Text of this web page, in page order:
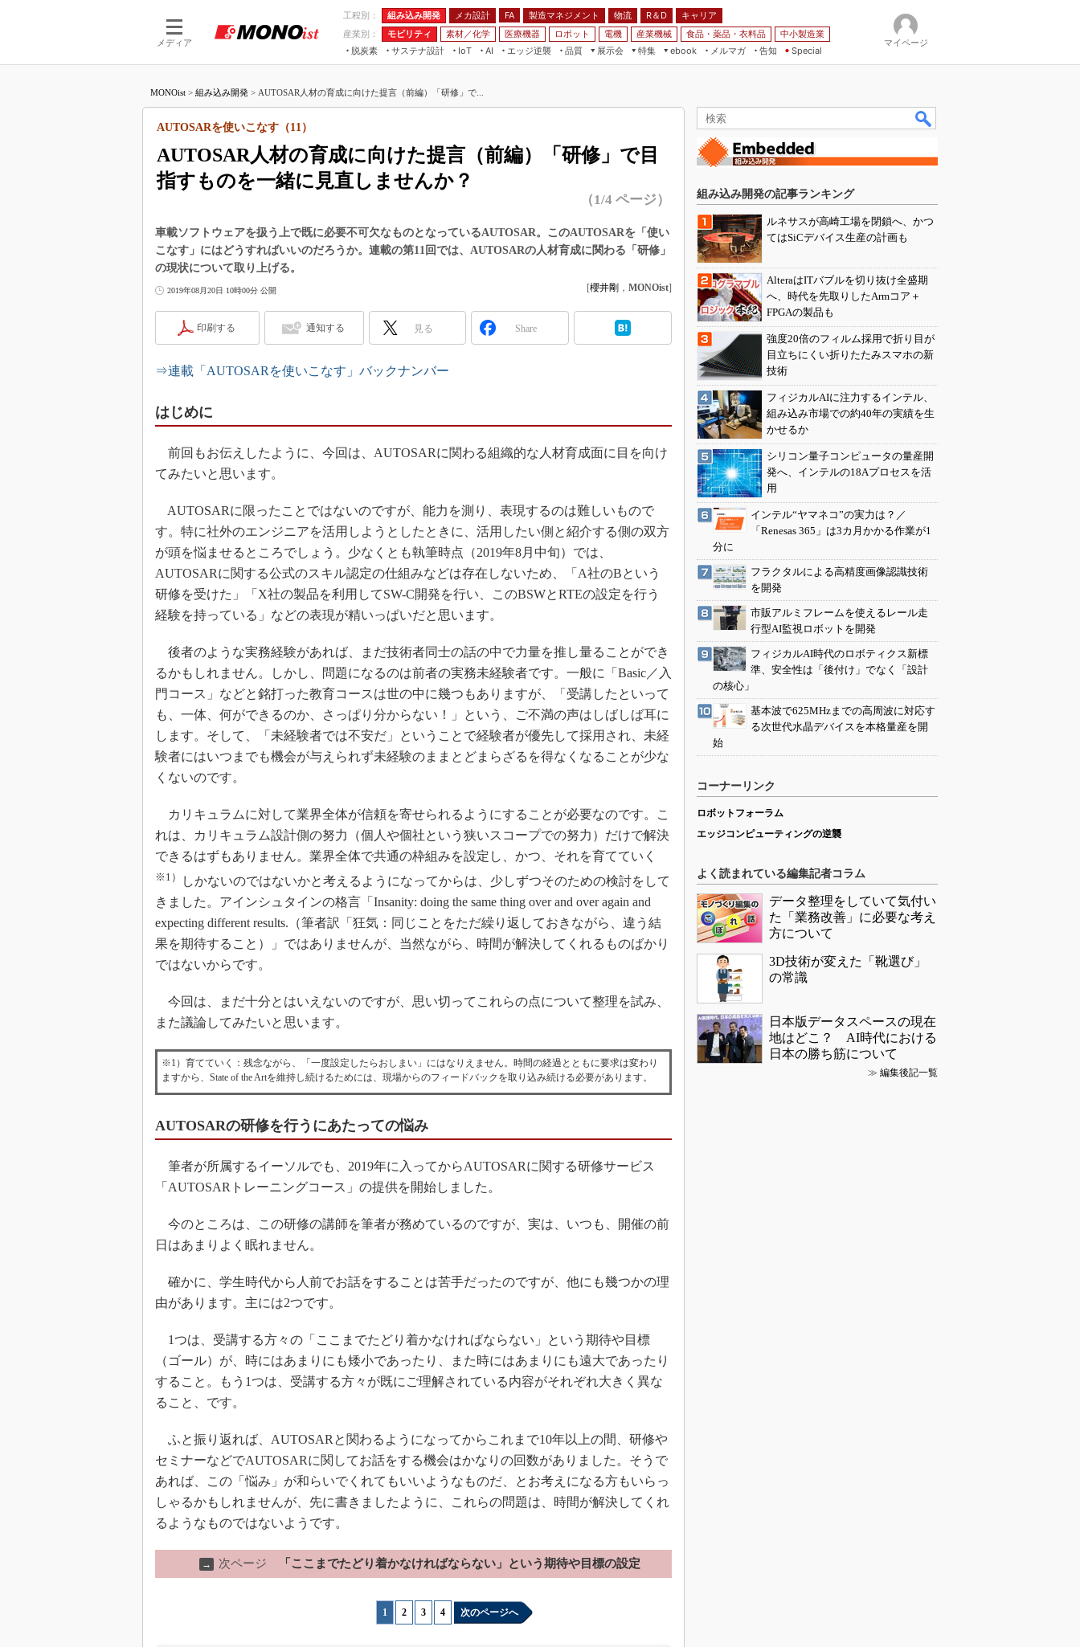
メディア
工程別： 組み込み開発 メカ設計 FA 製造マネジメント 物流 R＆D
キャリア
産業別：
モビリティ 素材／化学 医療機器 ロボット 電機 産業機械 食品・薬品・衣料品
中小製造業
脱炭素
サステナ設計
IoT
つながる工場
AI
AI×設備保全
エッジ逆襲 品質
展示会
JIMTOF
IIFES
国際ロボット展
TECHNO-FRONTIER
人テク展
日本ものづくりワールド
産業オープンネット展
特集
つながるクルマ
VR／AR
フィールドサービス
組み込みモデリング
メイドインジャパン
植物工場
海外生産
グローバル設計・開発
新型コロナへの対応
ebook
FA
モビリティ
メルマガ
告知 Special
マイページ
MONOist > 組み込み開発 > AUTOSAR人材の育成に向けた提言（前編）「研修」で...
AUTOSAR人材の育成に向けた提言（前編）「研修」で目
指すものを一緒に見直しませんか？
AUTOSARを使いこなす（11）
（1/4 ページ）
車載ソフトウェアを扱う上で既に必要不可欠なものとなっているAUTOSAR。このAUTOSARを「使い
こなす」にはどうすればいいのだろうか。連載の第11回では、AUTOSARの人材育成に関わる「研修」
の現状について取り上げる。
2019年08月20日 10時00分 公開 [櫻井剛 ， MONOist]
印刷する 通知する 見る Share
⇒連載「AUTOSARを使いこなす」バックナンバー
はじめに
前回もお伝えしたように、今回は、AUTOSARに関わる組織的な人材育成面に目を向け
てみたいと思います。
AUTOSARに限ったことではないのですが、能力を測り、表現するのは難しいもので
す。特に社外のエンジニアを活用しようとしたときに、活用したい側と紹介する側の双方
が頭を悩ませるところでしょう。少なくとも執筆時点（2019年8月中旬）では、
AUTOSARに関する公式のスキル認定の仕組みなどは存在しないため、「A社のBという
研修を受けた」「X社の製品を利用してSW-C開発を行い、このBSWとRTEの設定を行う
経験を持っている」などの表現が精いっぱいだと思います。
後者のような実務経験があれば、まだ技術者同士の話の中で力量を推し量ることができ
るかもしれません。しかし、問題になるのは前者の実務未経験者です。一般に「Basic／入
門コース」などと銘打った教育コースは世の中に幾つもありますが、「受講したといって
も、一体、何ができるのか、さっぱり分からない！」という、ご不満の声はしばしば耳に
します。そして、「未経験者では不安だ」ということで経験者が優先して採用され、未経
験者にはいつまでも機会が与えられず未経験のままとどまらざるを得なくなることが少な
くないのです。
カリキュラムに対して業界全体が信頼を寄せられるようにすることが必要なのです。こ
れは、カリキュラム設計側の努力（個人や個社という狭いスコープでの努力）だけで解決
できるはずもありません。業界全体で共通の枠組みを設定し、かつ、それを育てていく
※1）
しかないのではないかと考えるようになってからは、少しずつそのための検討をして
きました。アインシュタインの格言「Insanity: doing the same thing over and over again and
expecting different results.（筆者訳「狂気：同じことをただ繰り返しておきながら、違う結
果を期待すること）」ではありませんが、当然ながら、時間が解決してくれるものばかり
ではないからです。
今回は、まだ十分とはいえないのですが、思い切ってこれらの点について整理を試み、
また議論してみたいと思います。
※1）育てていく：残念ながら、「一度設定したらおしまい」にはなりえません。時間の経過とともに要求は変わり
ますから、State of the Artを維持し続けるためには、現場からのフィードバックを取り込み続ける必要があります。
AUTOSARの研修を行うにあたっての悩み
筆者が所属するイーソルでも、2019年に入ってからAUTOSARに関する研修サービス
「AUTOSARトレーニングコース」の提供を開始しました。
今のところは、この研修の講師を筆者が務めているのですが、実は、いつも、開催の前
日はあまりよく眠れません。
確かに、学生時代から人前でお話をすることは苦手だったのですが、他にも幾つかの理
由があります。主には2つです。
1つは、受講する方々の「ここまでたどり着かなければならない」という期待や目標
（ゴール）が、時にはあまりにも矮小であったり、また時にはあまりにも遠大であったり
すること。もう1つは、受講する方々が既にご理解されている内容がそれぞれ大きく異な
ること、です。
ふと振り返れば、AUTOSARと関わるようになってからこれまで10年以上の間、研修や
セミナーなどでAUTOSARに関してお話をする機会はかなりの回数がありました。そうで
あれば、この「悩み」が和らいでくれてもいいようなものだ、とお考えになる方もいらっ
しゃるかもしれませんが、先に書きましたように、これらの問題は、時間が解決してくれ
るようなものではないようです。
→ 次ページ 「ここまでたどり着かなければならない」という期待や目標の設定
1 2 3 4 次のページへ
組み込み開発の記事ランキング
ルネサスが高崎工場を閉鎖へ、かつ
てはSiCデバイス生産の計画も
AlteraはITバブルを切り抜け全盛期
へ、時代を先取りしたArmコア＋
FPGAの製品も
強度20倍のフィルム採用で折り目が
目立ちにくい折りたたみスマホの新
技術
フィジカルAIに注力するインテル、
組み込み市場での約40年の実績を生
かせるか
シリコン量子コンピュータの量産開
発へ、インテルの18Aプロセスを活
用
インテル“ヤマネコ”の実力は？／
「Renesas 365」は3カ月かかる作業が1
分に
フラクタルによる高精度画像認識技術
を開発
市販アルミフレームを使えるレール走
行型AI監視ロボットを開発
フィジカルAI時代のロボティクス新標
準、安全性は「後付け」でなく「設計
の核心」
基本波で625MHzまでの高周波に対応す
る次世代水晶デバイスを本格量産を開
始
コーナーリンク
ロボットフォーラム
エッジコンピューティングの逆襲
よく読まれている編集記者コラム
データ整理をしていて気付い
た「業務改善」に必要な考え
方について
3D技術が変えた「靴選び」
の常識
日本版データスペースの現在
地はどこ？ AI時代における
日本の勝ち筋について
≫ 編集後記一覧